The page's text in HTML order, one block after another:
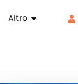
Altro